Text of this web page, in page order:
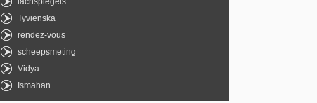
Tyvienska
rendez-vous
scheepsmeting
Vidya
Ismahan